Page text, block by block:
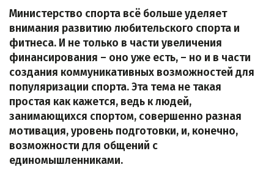
Министерство спорта всё больше уделяет
внимания развитию любительского спорта и
фитнеса. И не только в части увеличения
финансирования – оно уже есть, – но и в части
создания коммуникативных возможностей для
популяризации спорта. Эта тема не такая
простая как кажется, ведь к людей,
занимающихся спортом, совершенно разная
мотивация, уровень подготовки, и, конечно,
возможности для общений с
единомышленниками.